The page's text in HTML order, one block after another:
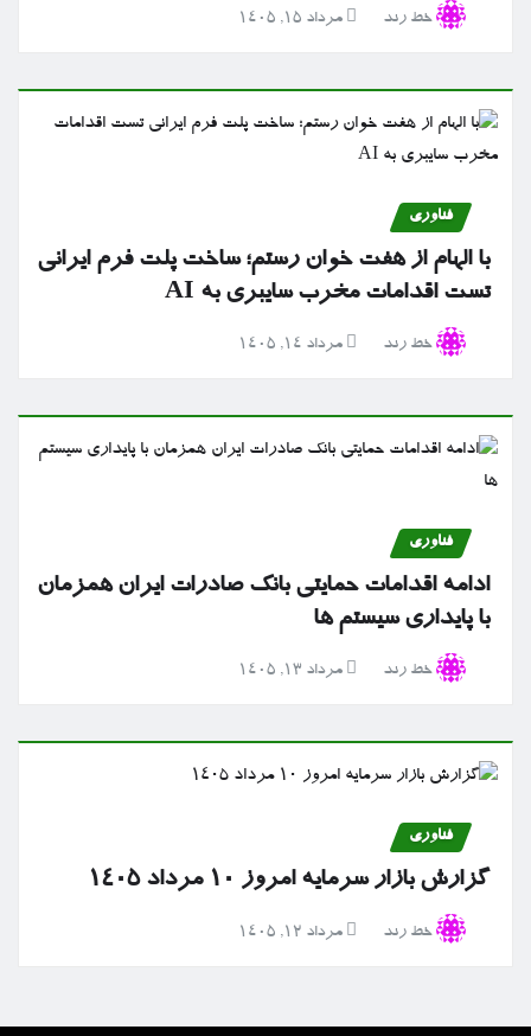
خط رند مرداد ۱۵, ۱۴۰۵
فناوری
با الهام از هفت خوان رستم؛ ساخت پلت فرم ایرانی
تست اقدامات مخرب سایبری به AI
خط رند مرداد ۱۴, ۱۴۰۵
فناوری
ادامه اقدامات حمایتی بانک صادرات ایران همزمان
با پایداری سیستم ها
خط رند مرداد ۱۳, ۱۴۰۵
فناوری
گزارش بازار سرمایه امروز ۱۰ مرداد ۱۴۰۵
خط رند مرداد ۱۲, ۱۴۰۵